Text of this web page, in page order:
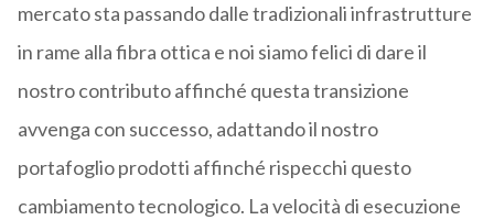
mercato sta passando dalle tradizionali infrastrutture
in rame alla fibra ottica e noi siamo felici di dare il
nostro contributo affinché questa transizione
avvenga con successo, adattando il nostro
portafoglio prodotti affinché rispecchi questo
cambiamento tecnologico. La velocità di esecuzione